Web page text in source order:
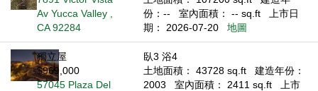
Av Yucca Valley ,
CA 92284
份：--
室內面積： -- sq.ft
上市日
期： 2026-07-20
地圖
獨立屋
$969,000
57045 Plaza Del
臥3 浴4
土地面積： 43728 sq.ft
建造年份：
2003
室內面積： 2411 sq.ft
上市